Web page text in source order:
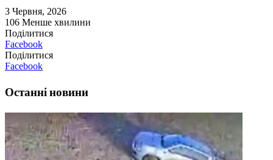
3 Червня, 2026
106 Менше хвилини
Поділитися
Facebook
Поділитися
Facebook
Останні новини